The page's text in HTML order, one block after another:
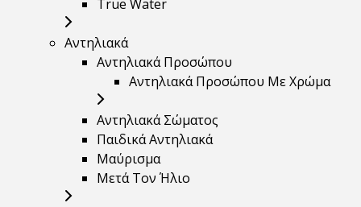
True Water
Αντηλιακά
Αντηλιακά Προσώπου
Αντηλιακά Προσώπου Με Χρώμα
Αντηλιακά Σώματος
Παιδικά Αντηλιακά
Μαύρισμα
Mετά Τον Ήλιο